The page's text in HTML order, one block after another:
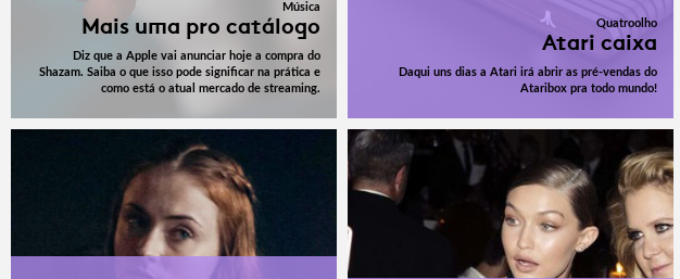
Quatroolho
Atari caixa
Daqui uns dias a Atari irá abrir as pré-vendas do
Ataribox pra todo mundo!
Música
Mais uma pro catálogo
Diz que a Apple vai anunciar hoje a compra do
Shazam. Saiba o que isso pode significar na prática e
como está o atual mercado de streaming.